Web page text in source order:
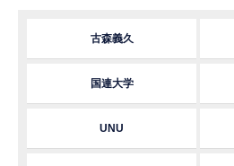
古森義久
国連大学
UNU